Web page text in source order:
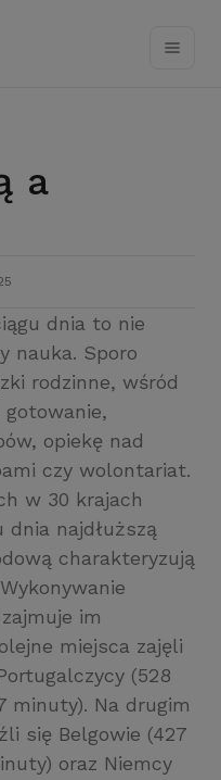
dnia to nie
nauka. Sporo
rodzinne, wśród
opiekę nad
czy wolontariat.
w 30 krajach
najdłuższą
charakteryzują
im
miejsca zajęli
(528
minuty). Na drugim
się Belgowie (427
oraz Niemcy